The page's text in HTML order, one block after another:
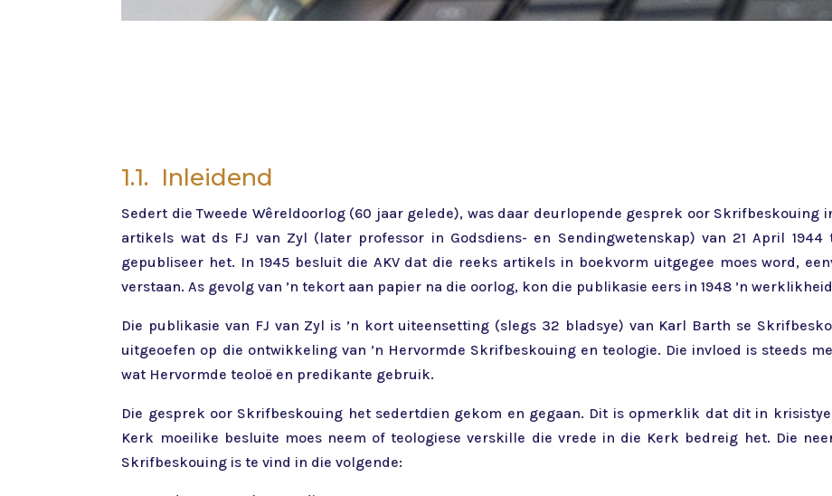
1.1. Inleidend
Sedert die Tweede Wêreldoorlog (60 jaar gelede), was daar deurlopende gesprek oor Skrifbeskouing
artikels wat ds FJ van Zyl (later professor in Godsdiens- en Sendingwetenskap) van 21 April 1944
gepubliseer het. In 1945 besluit die AKV dat die reeks artikels in boekvorm uitgegee moes word,
verstaan. As gevolg van ’n tekort aan papier na die oorlog, kon die publikasie eers in 1948 ’n
Die publikasie van FJ van Zyl is ’n kort uiteensetting (slegs 32 bladsye) van Karl Barth se
uitgeoefen op die ontwikkeling van ’n Hervormde Skrifbeskouing en teologie. Die invloed is steeds
wat Hervormde teoloë en predikante gebruik.
Die gesprek oor Skrifbeskouing het sedertdien gekom en gegaan. Dit is opmerklik dat dit in
Kerk moeilike besluite moes neem of teologiese verskille die vrede in die Kerk bedreig het. Die
Skrifbeskouing is te vind in die volgende: